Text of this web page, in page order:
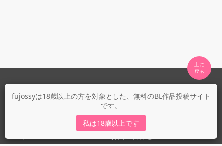
fujossyは18歳以上の方を対象とした、無料のBL作品投稿サイト
です。
私は18歳以上です
上に
fujossyについて
fujossy運営ブログ